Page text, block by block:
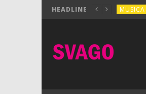
HEADLINE MUSICA